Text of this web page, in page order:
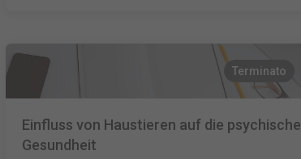
Terminato
Einfluss von Haustieren auf die psychische
Gesundheit